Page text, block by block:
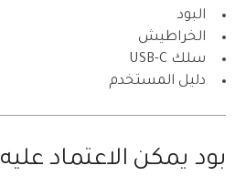
البود
الخراطيش
سلك USB-C
دليل المستخدم
بود يمكن الاعتماد عليه